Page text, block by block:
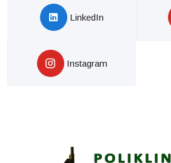
LinkedIn
Instagram